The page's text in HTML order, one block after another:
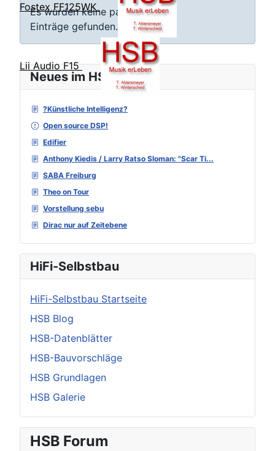
Fostex FF125WK
Lii Audio F15
Neues im HSB Forum
?Künstliche Intelligenz?
Open source DSP!
Edifier
Anthony Kiedis / Larry Ratso Sloman: "Scar Ti...
SABA Freiburg
Theo on Tour
Vorstellung sebu
Dirac nur auf Zeitebene
HiFi-Selbstbau
HiFi-Selbstbau Startseite
HSB Blog
HSB-Datenblätter
HSB-Bauvorschläge
HSB Grundlagen
HSB Galerie
HSB Forum
Information
Es wurden keine passenden
Einträge gefunden.